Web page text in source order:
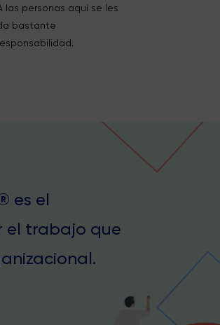
las personas aquí se les
bastante
es el
el trabajo que